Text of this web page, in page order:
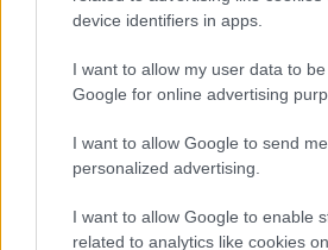
device identifiers in apps.
I want to allow my user data to
Google for online advertising
I want to allow Google to send me
personalized advertising.
I want to allow Google to enable
related to analytics like cookies
híreket, és olykor még humoros
úgy, mint most, amikor is
elérhetővé két alkotás is a
egy minijátékokból álló
rövid, pörgős kihívást kínál